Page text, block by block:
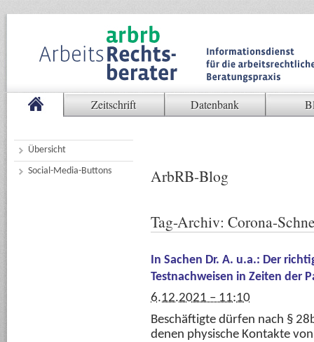
Zeitschrift Datenbank
Übersicht
Social-Media-Buttons
ArbRB-Blog
Tag-Archiv: Corona-
In Sachen Dr. A. u.a.: Der
Testnachweisen in Zeiten der
6.12.2021 – 11:10
Beschäftigte dürfen nach §
denen physische Kontakte